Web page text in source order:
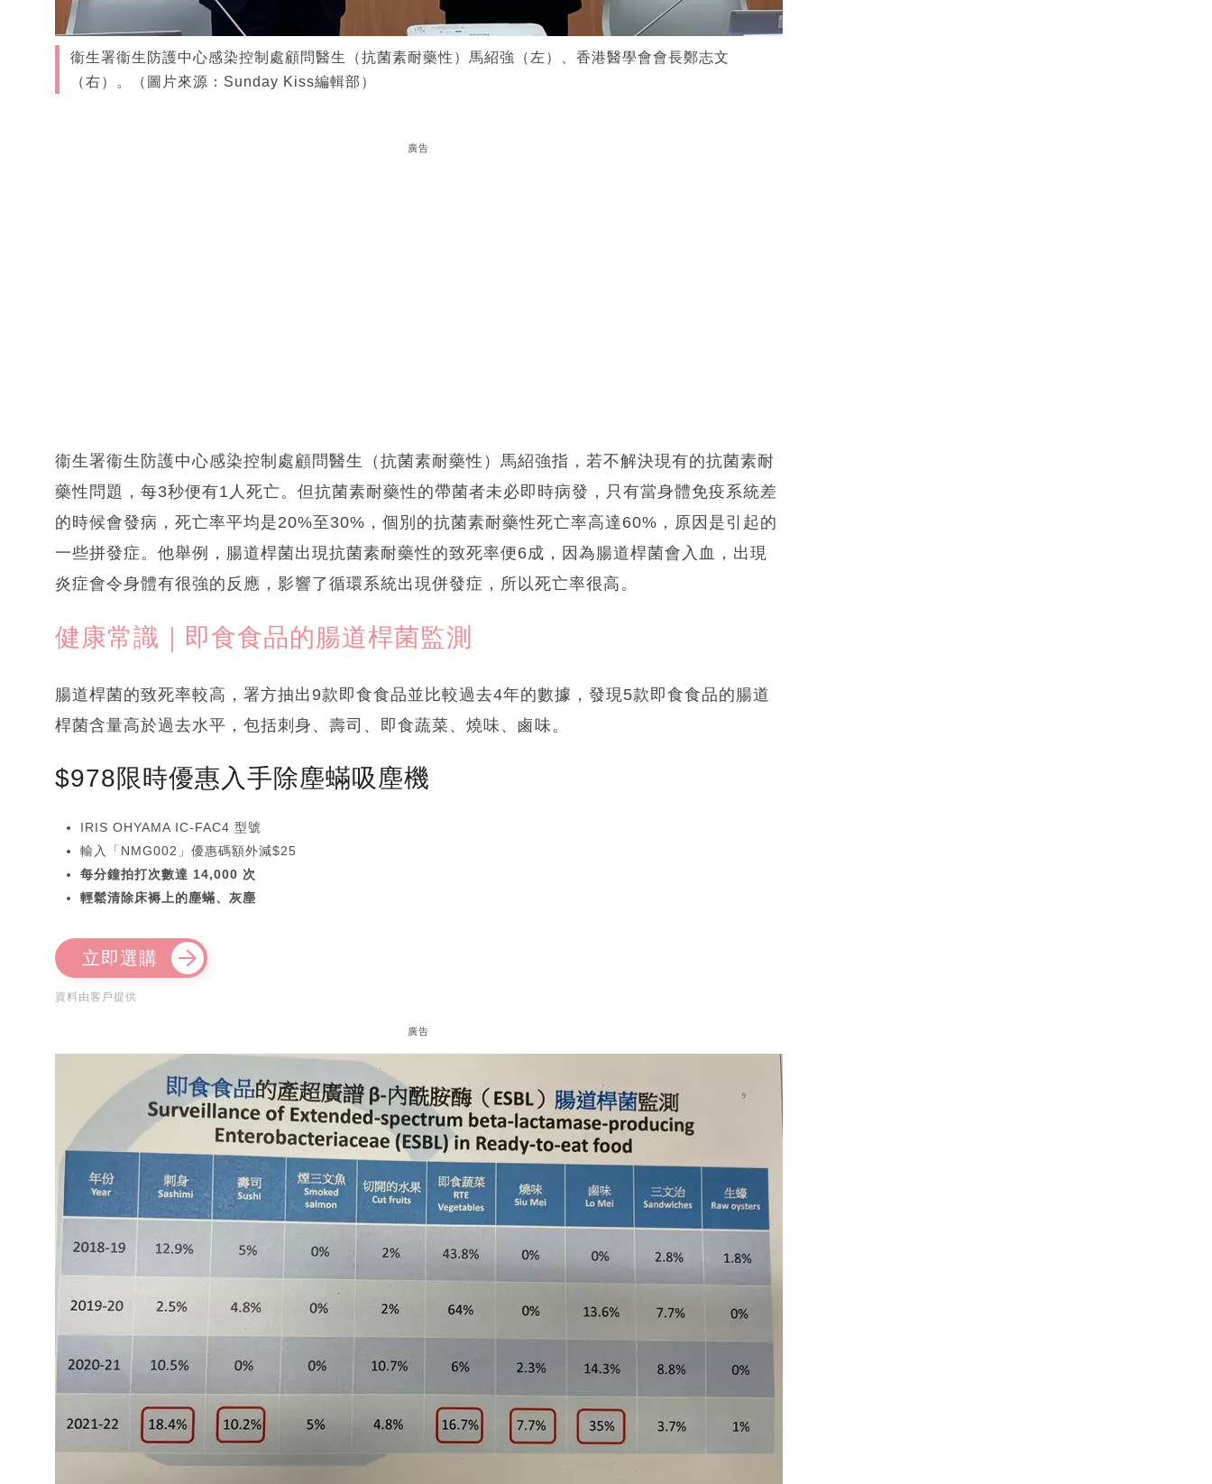
衞生署衞生防護中心感染控制處顧問醫生（抗菌素耐藥性）馬紹強（左）、香港醫學會會長鄭志文
（右）。（圖片來源：Sunday Kiss編輯部）
廣告
衞生署衞生防護中心感染控制處顧問醫生（抗菌素耐藥性）馬紹強指，若不解決現有的抗菌素耐
藥性問題，每3秒便有1人死亡。但抗菌素耐藥性的帶菌者未必即時病發，只有當身體免疫系統差
的時候會發病，死亡率平均是20%至30%，個別的抗菌素耐藥性死亡率高達60%，原因是引起的
一些拼發症。他舉例，腸道桿菌出現抗菌素耐藥性的致死率便6成，因為腸道桿菌會入血，出現
炎症會令身體有很強的反應，影響了循環系統出現併發症，所以死亡率很高。
健康常識｜即食食品的腸道桿菌監測
腸道桿菌的致死率較高，署方抽出9款即食食品並比較過去4年的數據，發現5款即食食品的腸道
桿菌含量高於過去水平，包括刺身、壽司、即食蔬菜、燒味、鹵味。
$978限時優惠入手除塵蟎吸塵機
IRIS OHYAMA IC-FAC4 型號
輸入「NMG002」優惠碼額外減$25
每分鐘拍打次數達 14,000 次
輕鬆清除床褥上的塵蟎、灰塵
立即選購
資料由客戶提供
廣告